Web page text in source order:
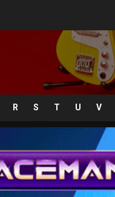
R S T U V